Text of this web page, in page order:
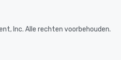
Inc. Alle rechten voorbehouden.